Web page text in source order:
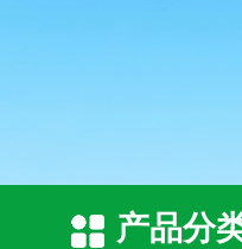
产品分